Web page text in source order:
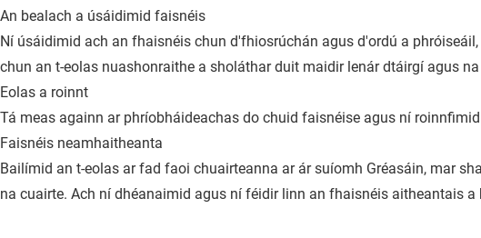
An bealach a úsáidimid faisnéis
Ní úsáidimid ach an fhaisnéis chun d'fhiosrúchán agus d'ordú a
chun an t-eolas nuashonraithe a sholáthar duit maidir lenár dtáirgí agus
Eolas a roinnt
Tá meas againn ar phríobháideachas do chuid faisnéise agus ní
Faisnéis neamhaitheanta
Bailímid an t-eolas ar fad faoi chuairteanna ar ár suíomh Gréasáin, mar
na cuairte. Ach ní dhéanaimid agus ní féidir linn an fhaisnéis aitheantais